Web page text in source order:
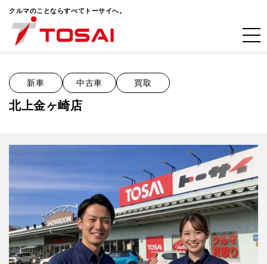
クルマのことならすべてトーサイへ。
新車 中古車 買取
北上金ヶ崎店